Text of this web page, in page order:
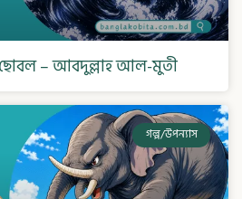
– আবদুল্লাহ আল-মুতী
গল্প/উপন্যাস